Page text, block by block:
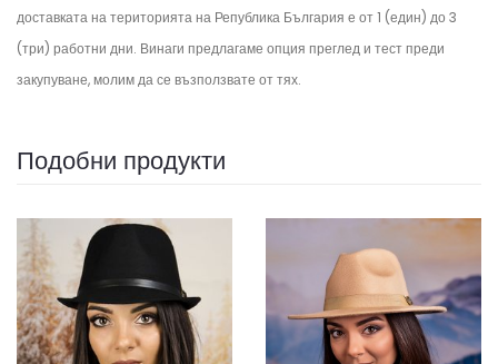
доставката на територията на Република България е от 1 (един) до 3
(три) работни дни. Винаги предлагаме опция преглед и тест преди
закупуване, молим да се възползвате от тях.
Подобни продукти